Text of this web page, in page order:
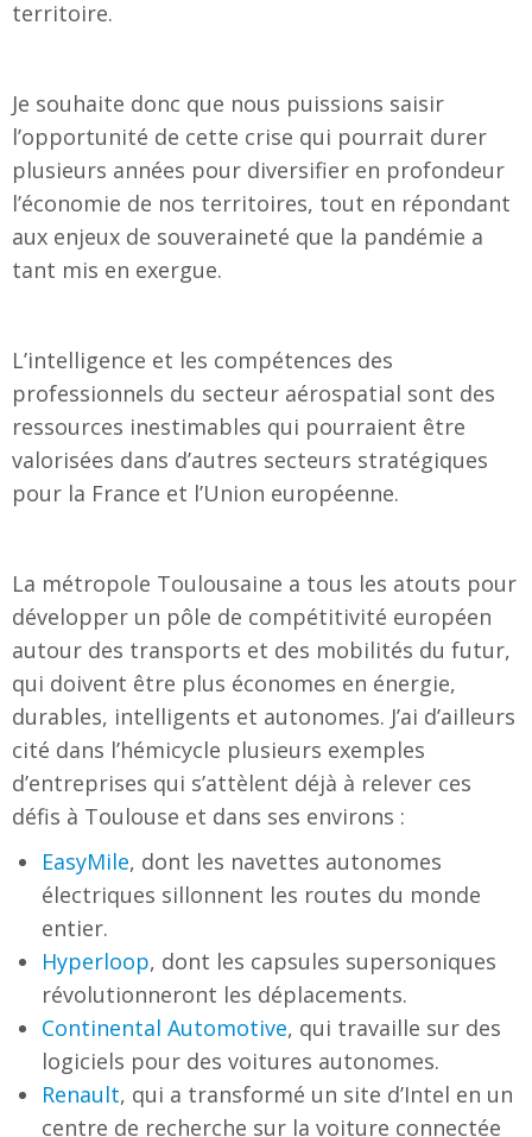
territoire.
Je souhaite donc que nous puissions saisir
l’opportunité de cette crise qui pourrait durer
plusieurs années pour diversifier en profondeur
l’économie de nos territoires, tout en répondant
aux enjeux de souveraineté que la pandémie a
tant mis en exergue.
L’intelligence et les compétences des
professionnels du secteur aérospatial sont des
ressources inestimables qui pourraient être
valorisées dans d’autres secteurs stratégiques
pour la France et l’Union européenne.
La métropole Toulousaine a tous les atouts pour
développer un pôle de compétitivité européen
autour des transports et des mobilités du futur,
qui doivent être plus économes en énergie,
durables, intelligents et autonomes. J’ai d’ailleurs
cité dans l’hémicycle plusieurs exemples
d’entreprises qui s’attèlent déjà à relever ces
défis à Toulouse et dans ses environs :
EasyMile, dont les navettes autonomes
électriques sillonnent les routes du monde
entier.
Hyperloop, dont les capsules supersoniques
révolutionneront les déplacements.
Continental Automotive, qui travaille sur des
logiciels pour des voitures autonomes.
Renault, qui a transformé un site d’Intel en un
centre de recherche sur la voiture connectée